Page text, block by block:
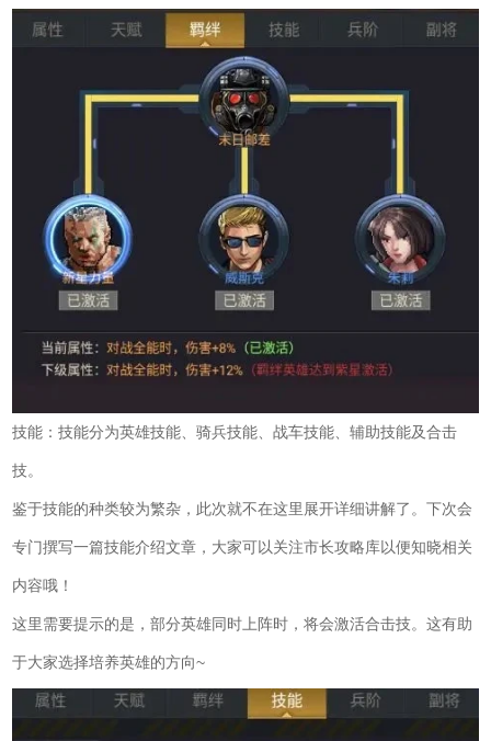
技能：技能分为英雄技能、骑兵技能、战车技能、辅助技能及合击
技。
鉴于技能的种类较为繁杂，此次就不在这里展开详细讲解了。下次会
专门撰写一篇技能介绍文章，大家可以关注市长攻略库以便知晓相关
内容哦！
这里需要提示的是，部分英雄同时上阵时，将会激活合击技。这有助
于大家选择培养英雄的方向~